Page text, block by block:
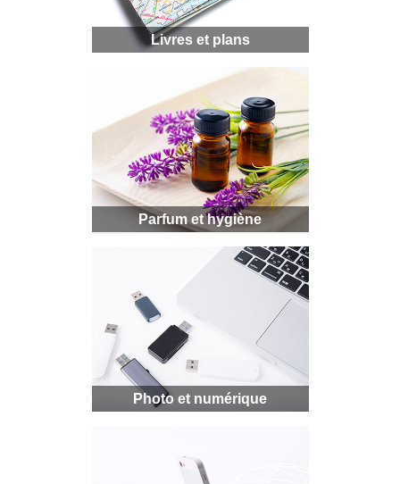
Livres et plans
Parfum et hygiène
Photo et numérique